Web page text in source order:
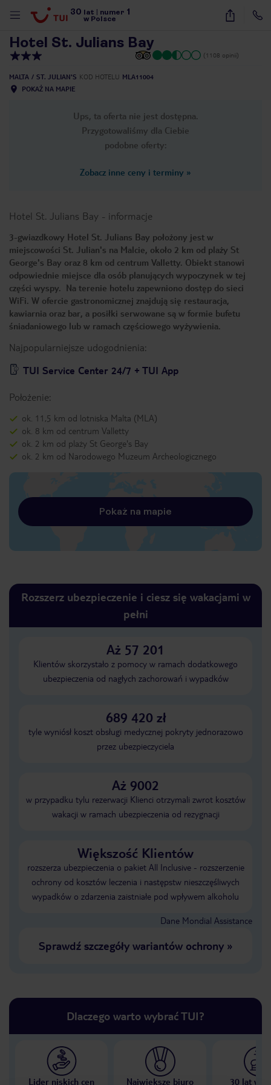
30 lat numer 1
w Polsce
26
Hotel St. Julians Bay
(1108 opinii)
MALTA ST. JULIAN'S KOD HOTELU MLA11004
POKAŻ NA MAPIE
Ups, ta oferta nie jest dostępna.
Przygotowaliśmy dla Ciebie
podobne oferty:
Zobacz inne ceny i terminy »
Hotel St. Julians Bay - informacje
3-gwiazdkowy Hotel St. Julians Bay położony jest w
miejscowości St. Julian's na Malcie, około 2 km od plaży St
George's Bay oraz 8 km od centrum Valletty. Obiekt stanowi
odpowiednie miejsce dla osób planujących wypoczynek w tej
części wyspy. Na terenie hotelu zapewniono dostęp do sieci
WiFi. W ofercie gastronomicznej znajdują się restauracja,
kawiarnia oraz bar, a posiłki serwowane są w formie bufetu
śniadaniowego lub w ramach częściowego wyżywienia.
Najpopularniejsze udogodnienia:
TUI Service Center 24/7 + TUI App
Położenie:
ok. 11,5 km od lotniska Malta (MLA)
ok. 8 km od centrum Valletty
ok. 2 km od plaży St George's Bay
ok. 2 km od Narodowego Muzeum Archeologicznego
Pokaż na mapie
Rozszerz ubezpieczenie i ciesz się wakacjami w
pełni
Aż 57 201
Klientów skorzystało z pomocy w ramach dodatkowego
ubezpieczenia od nagłych zachorowań i wypadków
689 420 zł
tyle wyniósł koszt obsługi medycznej pokryty jednorazowo
przez ubezpieczyciela
Aż 9002
w przypadku tylu rezerwacji Klienci otrzymali zwrot kosztów
wakacji w ramach ubezpieczenia od rezygnacji
Większość Klientów
rozszerza ubezpieczenia o pakiet All Inclusive - rozszerzenie
ochrony od kosztów leczenia i następstw nieszczęśliwych
wypadków o zdarzenia zaistniałe pod wpływem alkoholu
Dane Mondial Assistance
Sprawdź szczegóły wariantów ochrony»
Dlaczego warto wybrać TUI?
Lider niskich cen Największe biuro 30 lat w